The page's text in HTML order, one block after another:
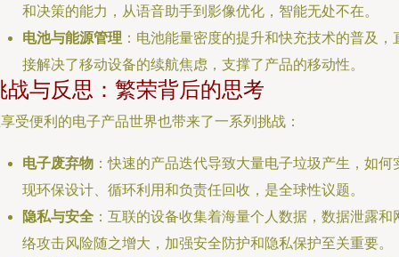
和决策的能力，从语音助手到影像优化，智能无处不在。
电池与能源管理 ：电池能量密度的提升和快充技术的普及，
接解决了移动设备的续航焦虑，支撑了产品的移动性。
战与反思：繁荣背后的思考
受便利的电子产品世界也带来了一系列挑战：
电子废弃物 ：快速的产品迭代导致大量电子垃圾产生，如何
现环保设计、循环利用和负责任回收，是全球性议题。
隐私与安全 ：互联的设备收集着海量个人数据，数据泄露和
络攻击风险随之增大，加强安全防护和隐私保护至关重要。